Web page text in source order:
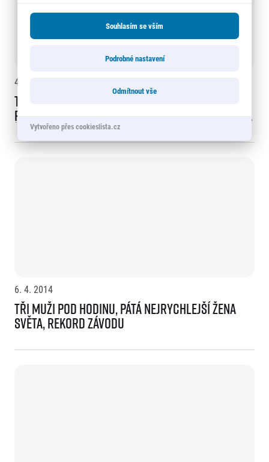
Taťána Kuchařová míří jako ambasadorka
projektu adidas #mych5km na adidas Běh pro
ženy 5km
4. 9. 2014
Tři muži pod hodinu, pátá nejrychlejší žena
světa, rekord závodu
6. 4. 2014
Souhlasím se vším
Podrobné nastavení
Odmítnout vše
Vytvořeno přes cookieslista.cz